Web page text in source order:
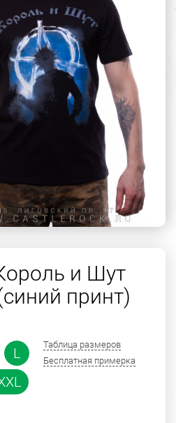
и Шут
принт)
L
Таблица размеров
Бесплатная примерка